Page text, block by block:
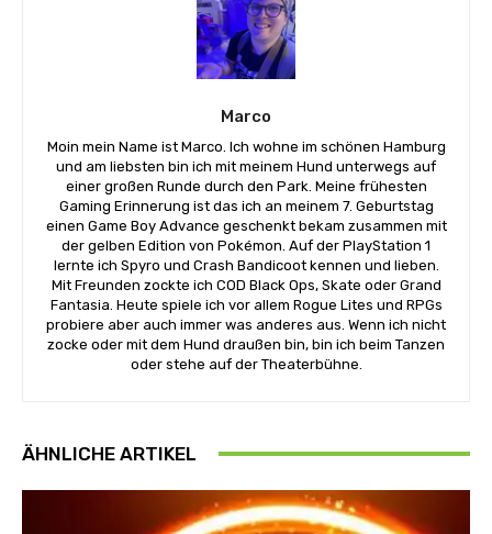
Marco
Moin mein Name ist Marco. Ich wohne im schönen Hamburg
und am liebsten bin ich mit meinem Hund unterwegs auf
einer großen Runde durch den Park. Meine frühesten
Gaming Erinnerung ist das ich an meinem 7. Geburtstag
einen Game Boy Advance geschenkt bekam zusammen mit
der gelben Edition von Pokémon. Auf der PlayStation 1
lernte ich Spyro und Crash Bandicoot kennen und lieben.
Mit Freunden zockte ich COD Black Ops, Skate oder Grand
Fantasia. Heute spiele ich vor allem Rogue Lites und RPGs
probiere aber auch immer was anderes aus. Wenn ich nicht
zocke oder mit dem Hund draußen bin, bin ich beim Tanzen
oder stehe auf der Theaterbühne.
ÄHNLICHE ARTIKEL